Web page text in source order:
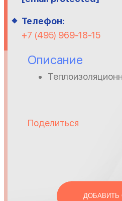
Телефон:
+7 (495) 969-18-15
Описание
Поделиться
ДОБАВИТЬ